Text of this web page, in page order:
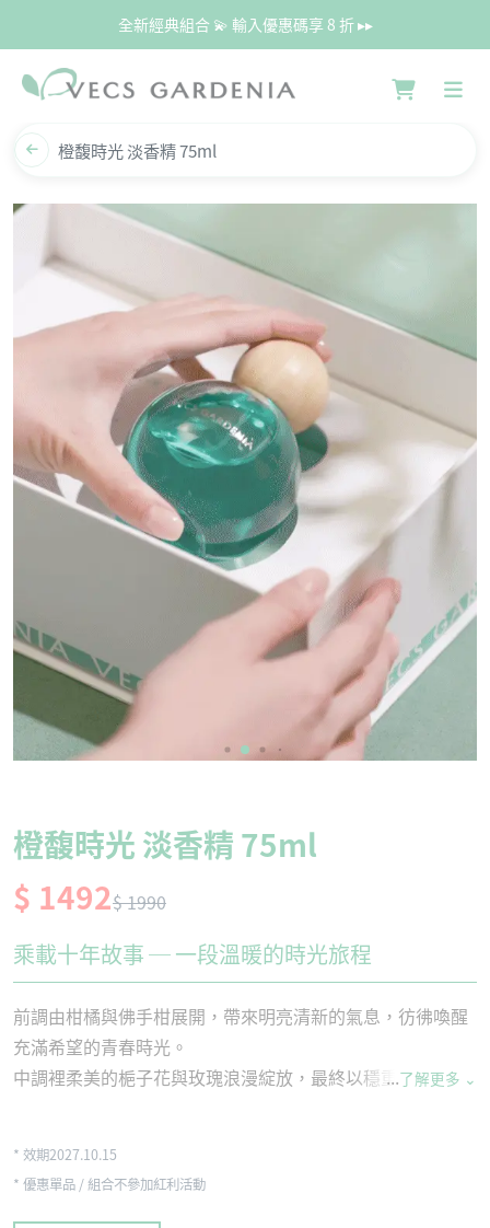
全新經典組合 💫 輸入優惠碼享 8 折 ▸▸
橙馥時光 淡香精 75ml
橙馥時光 淡香精 75ml
$ 1492$ 1990
乘載十年故事 ─ 一段溫暖的時光旅程
前調由柑橘與佛手柑展開，帶來明亮清新的氣息，彷彿喚醒
充滿希望的青春時光。
中調裡柔美的梔子花與玫瑰浪漫綻放，最終以穩重的維吉尼
這不僅是嘉丹的紀念香水，更是每個人成長的寫照 —— 記得
感謝那個努力生活的自己，並愛著現在的自己。
...了解更多 ⌄
* 效期2027.10.15
* 優惠單品 / 組合不參加紅利活動